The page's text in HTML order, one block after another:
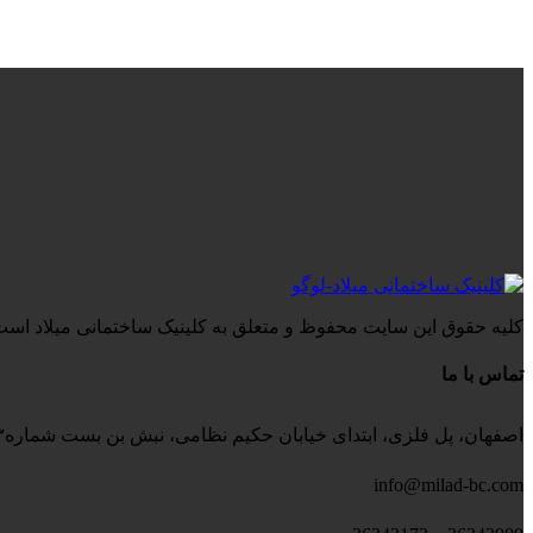
کلیه حقوق این سایت محفوظ و متعلق به کلینیک ساختمانی میلاد
تماس با ما
اصفهان، پل فلزی، ابتدای خیابان حکیم نظامی، نبش بن بست شماره۳، کلینیک ساختمانی میلاد
info@milad-bc.com